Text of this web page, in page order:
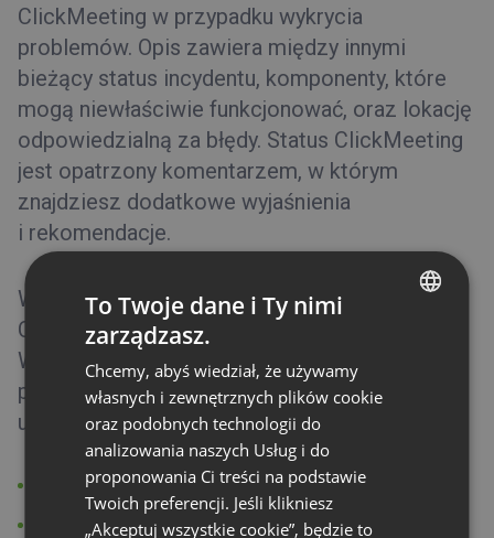
ClickMeeting w przypadku wykrycia
problemów. Opis zawiera między innymi
bieżący status incydentu, komponenty, które
mogą niewłaściwie funkcjonować, oraz lokację
odpowiedzialną za błędy. Status ClickMeeting
jest opatrzony komentarzem, w którym
znajdziesz dodatkowe wyjaśnienia
i rekomendacje.
W pierwszej sekcji strony statusowej
ClickMeeting znajdziesz aktywne incydenty.
W następnej części umieściliśmy tabelę, która
pozwoli Ci ustalić status poszczególnych
usług, takich jak:
Strony marketingowe
FRENCH
RUSSIAN
SPANISH
To Twoje dane i Ty nimi
zarządzasz.
Chcemy, abyś wiedział, że używamy
własnych i zewnętrznych plików cookie
oraz podobnych technologii do
analizowania naszych Usług i do
proponowania Ci treści na podstawie
Twoich preferencji. Jeśli klikniesz
„Akceptuj wszystkie cookie”, będzie to